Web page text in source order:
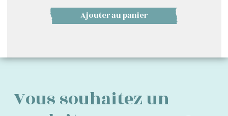
Ajouter au panier
Vous souhaitez un